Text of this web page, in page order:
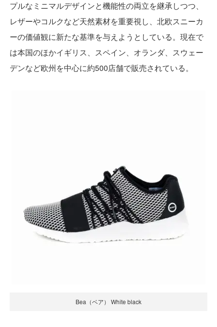
プルなミニマルデザインと機能性の両立を継承しつつ、
レザーやコルクなど天然素材を重要視し、北欧スニーカ
ーの価値観に新たな基準を与えようとしている。現在で
は本国のほかイギリス、スペイン、オランダ、スウェー
デンなど欧州を中心に約500店舗で販売されている。
Bea（ベア） White black